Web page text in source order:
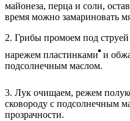
майонеза, перца и соли,
время можно замариновать
2. Грибы промоем под
нарежем пластинками и
подсолнечным маслом.
3. Лук очищаем, режем
сковороду с подсолнечным
прозрачности.